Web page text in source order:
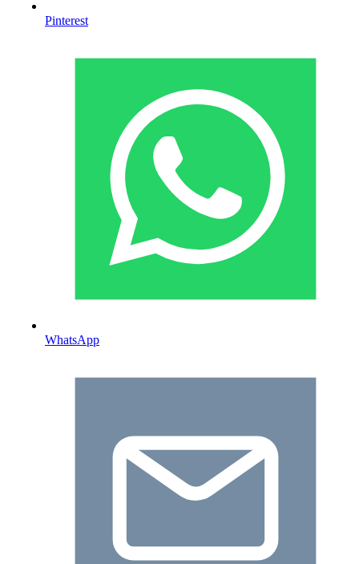
Pinterest
WhatsApp